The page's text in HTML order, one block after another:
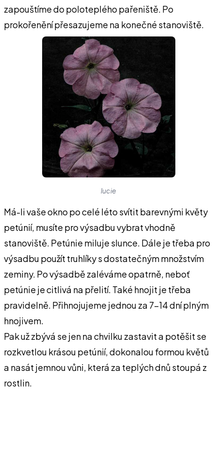
zapouštíme do poloteplého pařeniště. Po
prokořenění přesazujeme na konečné stanoviště.
lucie
Má-li vaše okno po celé léto svítit barevnými květy
petúnií, musíte pro výsadbu vybrat vhodně
stanoviště. Petúnie miluje slunce. Dále je třeba pro
výsadbu použít truhlíky s dostatečným množstvím
zeminy. Po výsadbě zaléváme opatrně, neboť
petúnie je citlivá na přelití. Také hnojit je třeba
pravidelně. Přihnojujeme jednou za 7-14 dní plným
hnojivem.
Pak už zbývá se jen na chvilku zastavit a potěšit se
rozkvetlou krásou petúnií, dokonalou formou květů
a nasát jemnou vůni, která za teplých dnů stoupá z
rostlin.